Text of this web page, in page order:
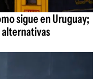
sigue en Uruguay;